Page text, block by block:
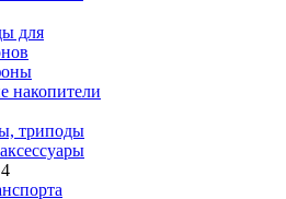
для
накопители
триподы